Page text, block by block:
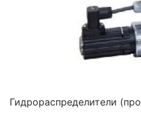
Гидрораспределители